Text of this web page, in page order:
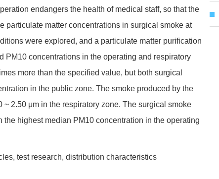
endangers the health of medical staff, so that the
particulate matter concentrations in surgical smoke at
were explored, and a particulate matter purification
PM10 concentrations in the operating and respiratory
more than the specified value, but both surgical
in the public zone. The smoke produced by the
2.50 μm in the respiratory zone. The surgical smoke
highest median PM10 concentration in the operating
test research, distribution characteristics